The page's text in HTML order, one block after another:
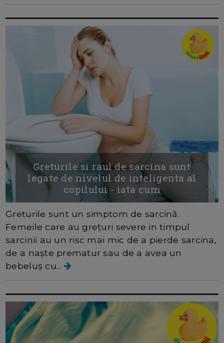
Greturile si raul de sarcina sunt
legate de nivelul de inteligenta al
copilului - iata cum
Greturile sunt un simptom de sarcină.
Femeile care au grețuri severe in timpul
sarcinii au un risc mai mic de a pierde sarcina,
de a naște prematur sau de a avea un
bebeluș cu...